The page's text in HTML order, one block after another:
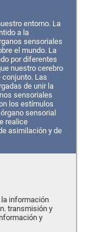
entorno. La
a la
sensoriales
el mundo. La
por diferentes
nuestro cerebro
conjunto. Las
de unir la
sensoriales
los estímulos
sensorial
realice
asimilación y de
información
transmisión y
y